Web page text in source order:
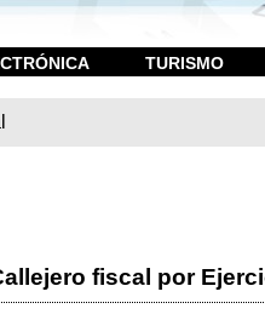
TURISMO
fiscal por